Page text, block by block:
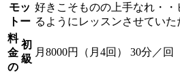
モッ
トー
好きこそものの上手なれ・・
るようにレッスンさせていた
料
金
の
初
級
月8000円（月4回） 30分／回